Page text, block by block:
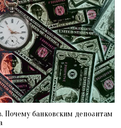
Почему банковским депозитам